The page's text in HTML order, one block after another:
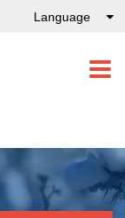
Language